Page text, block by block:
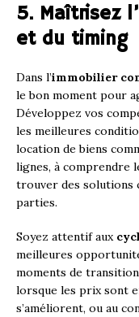
5. Maîtrisez
et du timing
Dans l’immobilier
le bon moment pour
Développez vos
les meilleures
location de biens
lignes, à comprendre
trouver des solutions
parties.
Soyez attentif aux
meilleures
moments de
lorsque les prix sont
s’améliorent, ou au